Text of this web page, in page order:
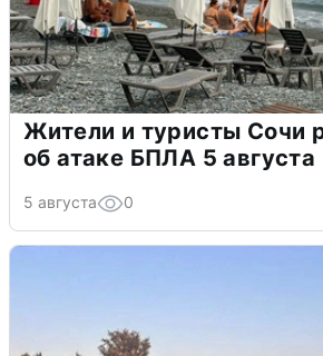
Жители и туристы Сочи
об атаке БПЛА 5 августа
5 августа 0